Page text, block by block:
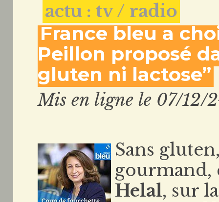
actu : tv / radio
France bleu a
Peillon proposé
gluten ni lactose”
Mis en ligne le 07/12/
Sans
gourmand,
Helal, sur